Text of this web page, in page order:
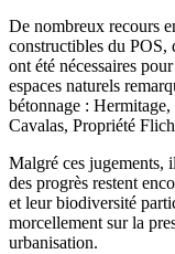
De nombreux recours
constructibles du
ont été nécessaires
espaces naturels
bétonnage :
Cavalas, Propriété
Malgré ces jugements,
des progrès restent
et leur biodiversité
morcellement sur la
urbanisation.